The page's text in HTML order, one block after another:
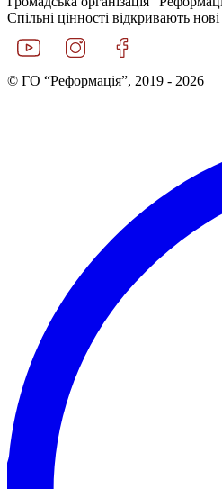
Спільні цінності відкривають
© ГО “Реформація”, 2019 - 2026